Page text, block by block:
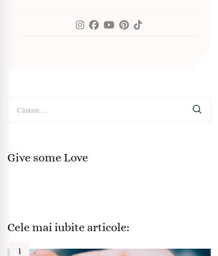
după:
Give some Love
Cele mai iubite articole: